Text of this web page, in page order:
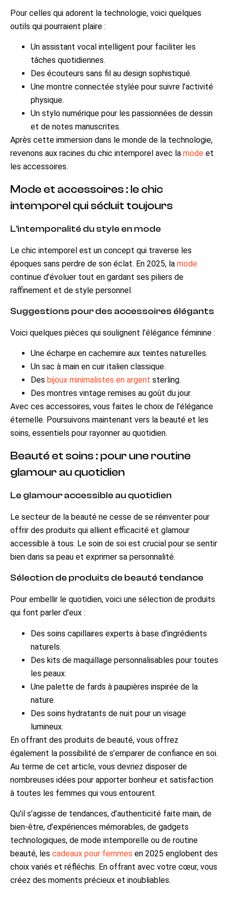
Pour celles qui adorent la technologie, voici quelques
outils qui pourraient plaire :
Un assistant vocal intelligent pour faciliter les
tâches quotidiennes.
Des écouteurs sans fil au design sophistiqué.
Une montre connectée stylée pour suivre l’activité
physique.
Un stylo numérique pour les passionnées de dessin
et de notes manuscrites.
Après cette immersion dans le monde de la technologie,
revenons aux racines du chic intemporel avec la mode et
les accessoires.
Mode et accessoires : le chic
intemporel qui séduit toujours
L’intemporalité du style en mode
Le chic intemporel est un concept qui traverse les
époques sans perdre de son éclat. En 2025, la mode
continue d’évoluer tout en gardant ses piliers de
raffinement et de style personnel.
Suggestions pour des accessoires élégants
Voici quelques pièces qui soulignent l’élégance féminine :
Une écharpe en cachemire aux teintes naturelles.
Un sac à main en cuir italien classique.
Des bijoux minimalistes en argent sterling.
Des montres vintage remises au goût du jour.
Avec ces accessoires, vous faites le choix de l’élégance
éternelle. Poursuivons maintenant vers la beauté et les
soins, essentiels pour rayonner au quotidien.
Beauté et soins : pour une routine
glamour au quotidien
Le glamour accessible au quotidien
Le secteur de la beauté ne cesse de se réinventer pour
offrir des produits qui allient efficacité et glamour
accessible à tous. Le soin de soi est crucial pour se sentir
bien dans sa peau et exprimer sa personnalité.
Sélection de produits de beauté tendance
Pour embellir le quotidien, voici une sélection de produits
qui font parler d’eux :
Des soins capillaires experts à base d’ingrédients
naturels.
Des kits de maquillage personnalisables pour toutes
les peaux.
Une palette de fards à paupières inspirée de la
nature.
Des soins hydratants de nuit pour un visage
lumineux.
En offrant des produits de beauté, vous offrez
également la possibilité de s’emparer de confiance en soi.
Au terme de cet article, vous devriez disposer de
nombreuses idées pour apporter bonheur et satisfaction
à toutes les femmes qui vous entourent.
Qu’il s’agisse de tendances, d’authenticité faite main, de
bien-être, d’expériences mémorables, de gadgets
technologiques, de mode intemporelle ou de routine
beauté, les cadeaux pour femmes en 2025 englobent des
choix variés et réfléchis. En offrant avec votre cœur, vous
créez des moments précieux et inoubliables.